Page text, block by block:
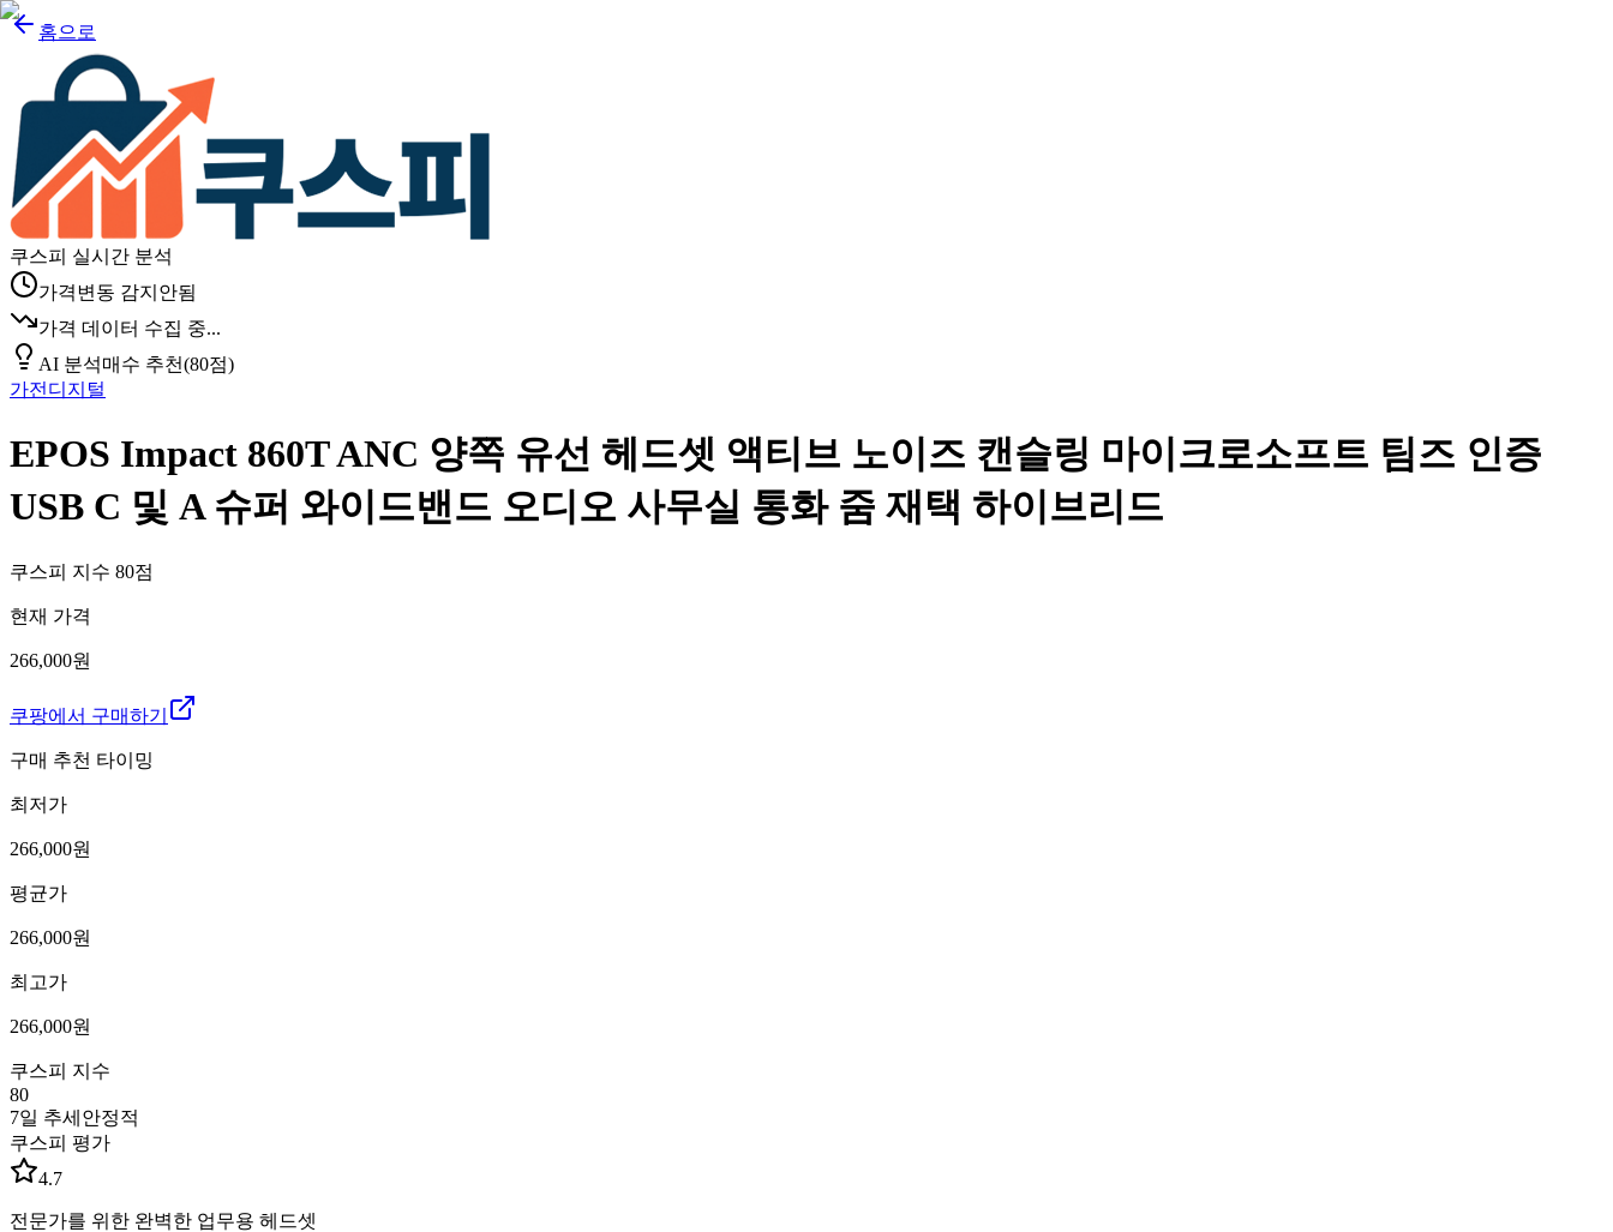
홈으로
쿠스피 실시간 분석
가격변동 감지안됨
가격 데이터 수집 중...
AI 분석매수 추천(80점)
가전디지털
EPOS Impact 860T ANC 양쪽 유선 헤드셋 액티브 노이즈 캔슬링 마이크로소프트 팀즈 인증
USB C 및 A 슈퍼 와이드밴드 오디오 사무실 통화 줌 재택 하이브리드
쿠스피 지수 80점
현재 가격
266,000원
쿠팡에서 구매하기
구매 추천 타이밍
최저가
266,000원
평균가
266,000원
최고가
266,000원
쿠스피 지수
80
7일 추세 안정적
쿠스피 평가
4.7
전문가를 위한 완벽한 업무용 헤드셋